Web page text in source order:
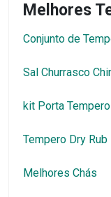
Melhores
Conjunto de
Sal Churrasco
kit Porta
Tempero Dry Rub
Melhores Chás